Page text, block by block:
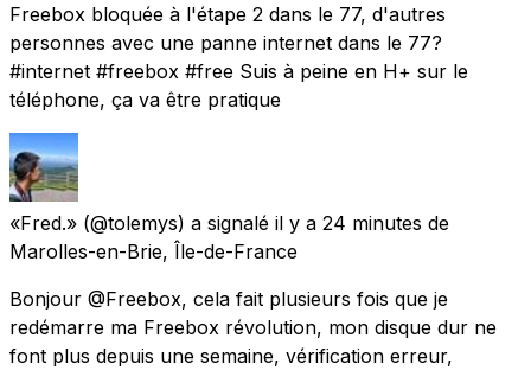
Freebox bloquée à l'étape 2 dans le 77, d'autres
personnes avec une panne internet dans le 77?
#internet #freebox #free Suis à peine en H+ sur le
téléphone, ça va être pratique
«Fred.» (@tolemys) a signalé il y a 24 minutes de
Marolles-en-Brie, Île-de-France
Bonjour @Freebox, cela fait plusieurs fois que je
redémarre ma Freebox révolution, mon disque dur ne
font plus depuis une semaine, vérification erreur,